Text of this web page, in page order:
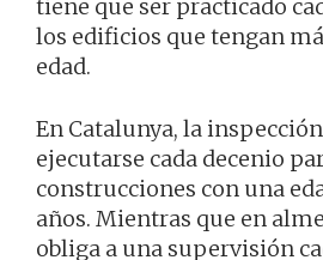
tiene que ser practicado
los edificios que tengan
edad.
En Catalunya, la
ejecutarse cada decenio
construcciones con una
años. Mientras que en
obliga a una supervisión